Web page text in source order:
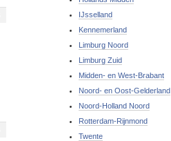
IJsselland
Kennemerland
Limburg Noord
Limburg Zuid
Midden- en West-Brabant
Noord- en Oost-Gelderland
Noord-Holland Noord
Rotterdam-Rijnmond
Twente